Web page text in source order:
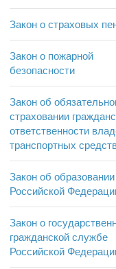
Закон о страховых
Закон о пожарной
безопасности
Закон об
страховании
ответственности
транспортных
Закон об
Российской
Закон о
гражданской службе
Российской